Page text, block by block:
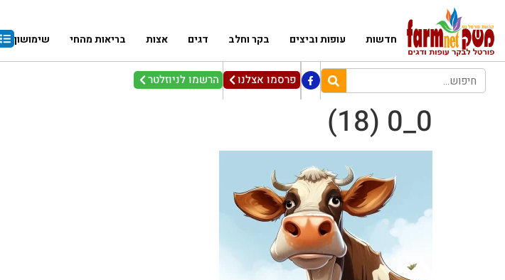
חדשות עופות וביצים בקר וחלב דגים אצות בריאות מהחי שימושון
פרסמו אצלנו הרשמו לניוזלטר
0_0 (18)